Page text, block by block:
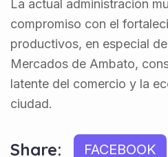
La actual administración
compromiso con el
productivos, en especial
Mercados de Ambato,
latente del comercio y la
ciudad.
Share: FACEBOOK